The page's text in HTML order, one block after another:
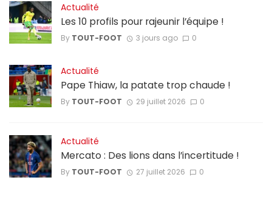
Actualité
Les 10 profils pour rajeunir l’équipe !
By TOUT-FOOT 3 jours ago 0
Actualité
Pape Thiaw, la patate trop chaude !
By TOUT-FOOT 29 juillet 2026 0
Actualité
Mercato : Des lions dans l’incertitude !
By TOUT-FOOT 27 juillet 2026 0